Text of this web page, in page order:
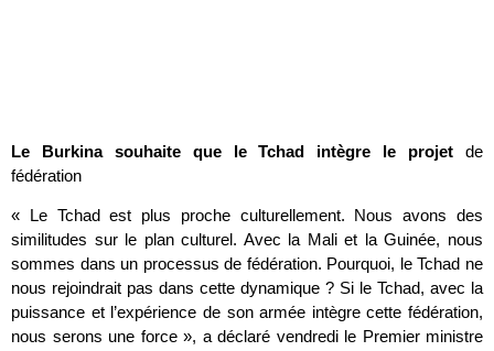
Le Burkina souhaite que le Tchad intègre le projet de
fédération
« Le Tchad est plus proche culturellement. Nous avons des
similitudes sur le plan culturel. Avec la Mali et la Guinée, nous
sommes dans un processus de fédération. Pourquoi, le Tchad ne
nous rejoindrait pas dans cette dynamique ? Si le Tchad, avec la
puissance et l’expérience de son armée intègre cette fédération,
nous serons une force », a déclaré vendredi le Premier ministre